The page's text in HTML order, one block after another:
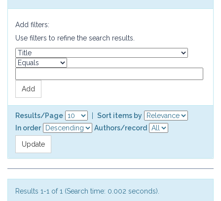
Add filters:
Use filters to refine the search results.
Results/Page
Sort items by
In order
Authors/record
Results 1-1 of 1 (Search time: 0.002 seconds).